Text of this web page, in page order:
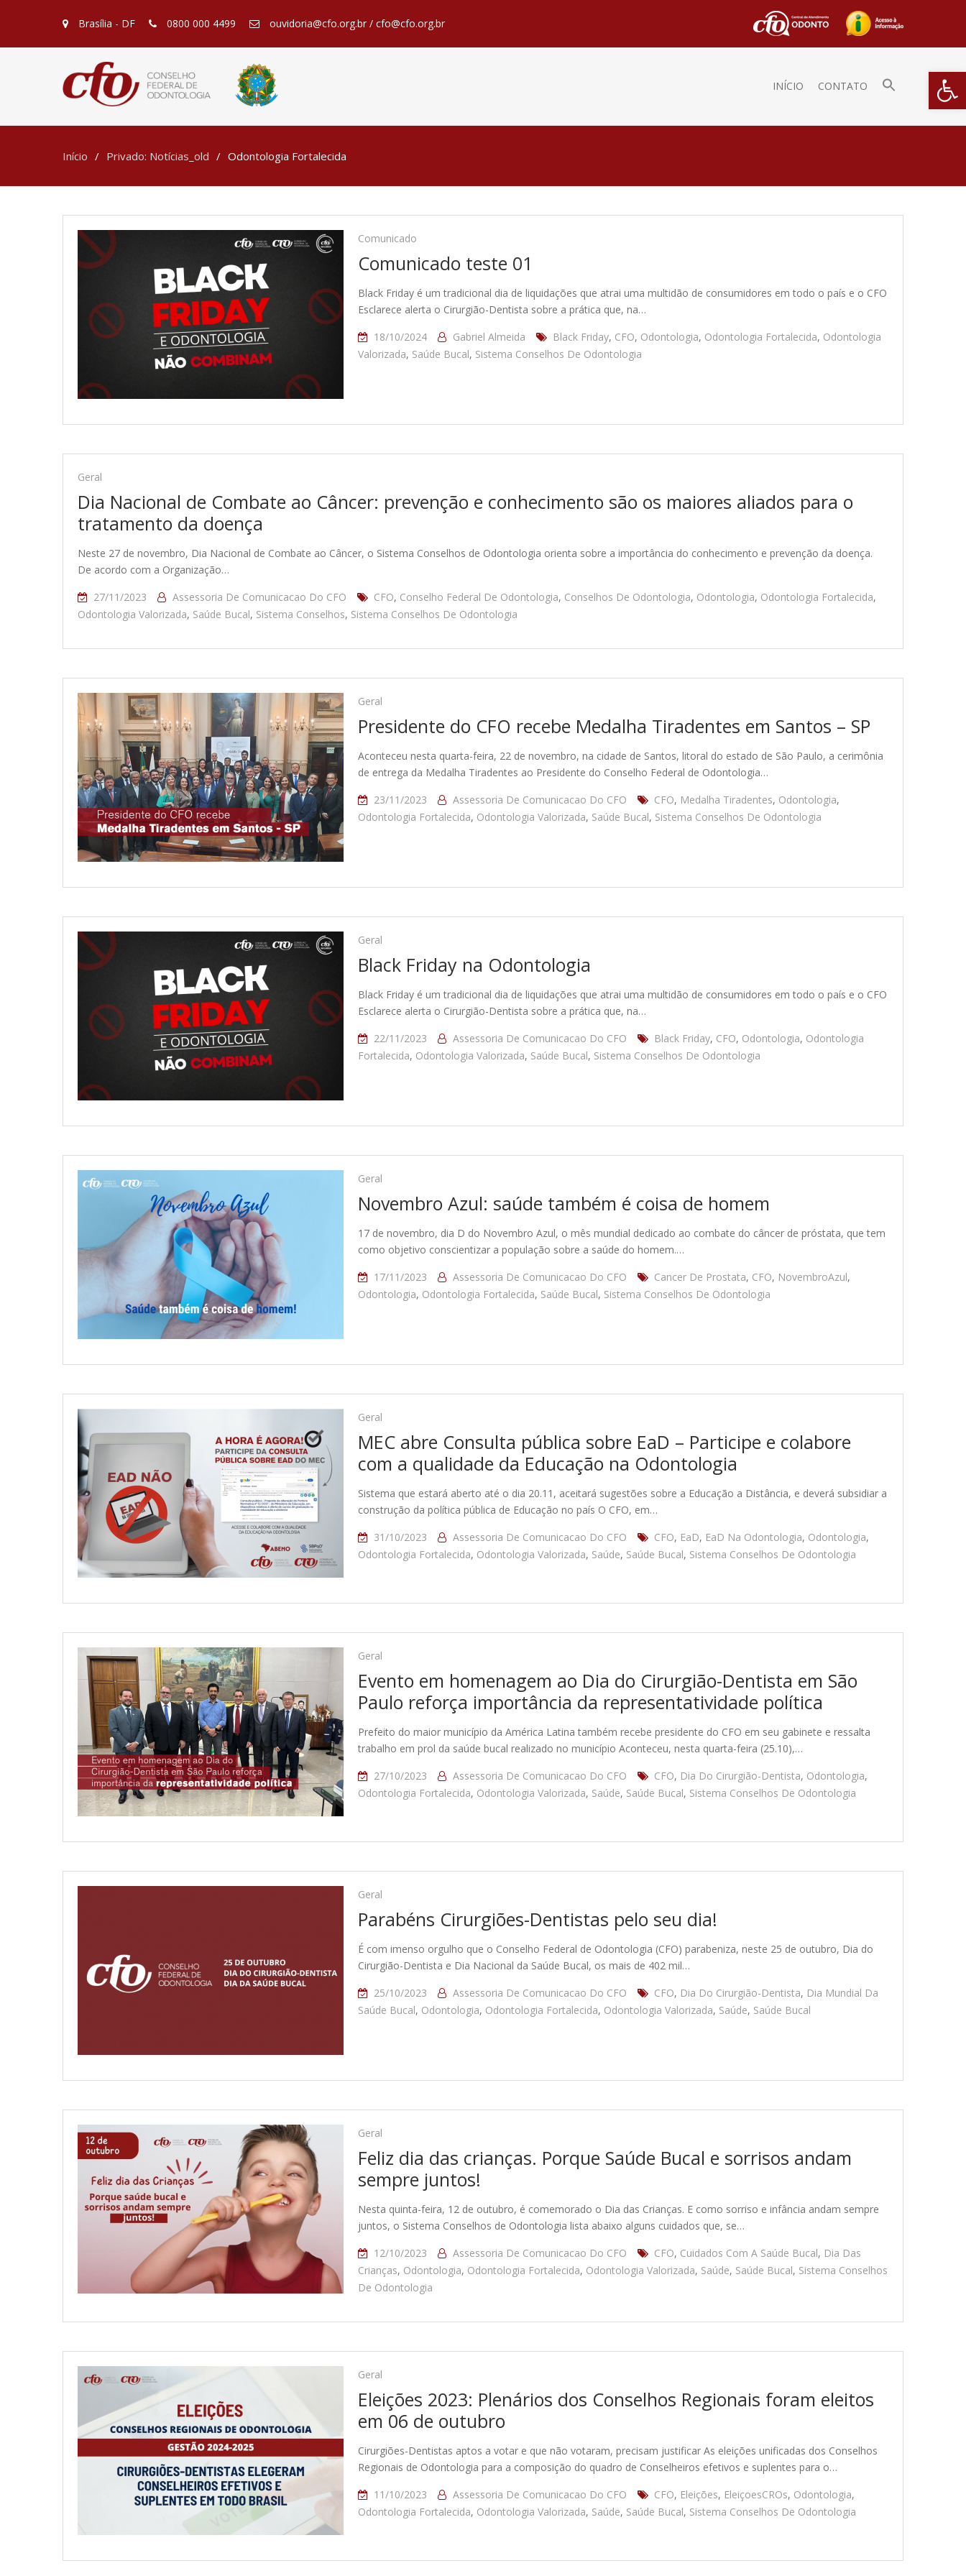
Barra de
Brasília - DF 0800 000 4499 ouvidoria@cfo.org.br / cfo@cfo.org.br
INÍCIO CONTATO
Início Privado: Notícias_old Odontologia Fortalecida
Comunicado
Comunicado teste 01
Black Friday é um tradicional dia de liquidações que atrai uma multidão de consumidores em todo o país e o CFO
Esclarece alerta o Cirurgião-Dentista sobre a prática que, na…
18/10/2024
Gabriel Almeida Black Friday, CFO, Odontologia, Odontologia Fortalecida, Odontologia
Valorizada, Saúde Bucal, Sistema Conselhos De Odontologia
Geral
Dia Nacional de Combate ao Câncer: prevenção e conhecimento são os maiores aliados para o
tratamento da doença
Neste 27 de novembro, Dia Nacional de Combate ao Câncer, o Sistema Conselhos de Odontologia orienta sobre a importância do conhecimento e prevenção da doença.
De acordo com a Organização…
27/11/2023
Assessoria De Comunicacao Do CFO CFO, Conselho Federal De Odontologia, Conselhos De Odontologia, Odontologia, Odontologia Fortalecida,
Odontologia Valorizada, Saúde Bucal, Sistema Conselhos, Sistema Conselhos De Odontologia
Geral
Presidente do CFO recebe Medalha Tiradentes em Santos – SP
Aconteceu nesta quarta-feira, 22 de novembro, na cidade de Santos, litoral do estado de São Paulo, a cerimônia
de entrega da Medalha Tiradentes ao Presidente do Conselho Federal de Odontologia…
23/11/2023
Assessoria De Comunicacao Do CFO CFO, Medalha Tiradentes, Odontologia,
Odontologia Fortalecida, Odontologia Valorizada, Saúde Bucal, Sistema Conselhos De Odontologia
Geral
Black Friday na Odontologia
Black Friday é um tradicional dia de liquidações que atrai uma multidão de consumidores em todo o país e o CFO
Esclarece alerta o Cirurgião-Dentista sobre a prática que, na…
22/11/2023
Assessoria De Comunicacao Do CFO Black Friday, CFO, Odontologia, Odontologia
Fortalecida, Odontologia Valorizada, Saúde Bucal, Sistema Conselhos De Odontologia
Geral
Novembro Azul: saúde também é coisa de homem
17 de novembro, dia D do Novembro Azul, o mês mundial dedicado ao combate do câncer de próstata, que tem
como objetivo conscientizar a população sobre a saúde do homem.…
17/11/2023
Assessoria De Comunicacao Do CFO Cancer De Prostata, CFO, NovembroAzul,
Odontologia, Odontologia Fortalecida, Saúde Bucal, Sistema Conselhos De Odontologia
Geral
MEC abre Consulta pública sobre EaD – Participe e colabore
com a qualidade da Educação na Odontologia
Sistema que estará aberto até o dia 20.11, aceitará sugestões sobre a Educação a Distância, e deverá subsidiar a
construção da política pública de Educação no país O CFO, em…
31/10/2023
Assessoria De Comunicacao Do CFO CFO, EaD, EaD Na Odontologia, Odontologia,
Odontologia Fortalecida, Odontologia Valorizada, Saúde, Saúde Bucal, Sistema Conselhos De Odontologia
Geral
Evento em homenagem ao Dia do Cirurgião-Dentista em São
Paulo reforça importância da representatividade política
Prefeito do maior município da América Latina também recebe presidente do CFO em seu gabinete e ressalta
trabalho em prol da saúde bucal realizado no município Aconteceu, nesta quarta-feira (25.10),…
27/10/2023
Assessoria De Comunicacao Do CFO CFO, Dia Do Cirurgião-Dentista, Odontologia,
Odontologia Fortalecida, Odontologia Valorizada, Saúde, Saúde Bucal, Sistema Conselhos De Odontologia
Geral
Parabéns Cirurgiões-Dentistas pelo seu dia!
É com imenso orgulho que o Conselho Federal de Odontologia (CFO) parabeniza, neste 25 de outubro, Dia do
Cirurgião-Dentista e Dia Nacional da Saúde Bucal, os mais de 402 mil…
25/10/2023
Assessoria De Comunicacao Do CFO CFO, Dia Do Cirurgião-Dentista, Dia Mundial Da
Saúde Bucal, Odontologia, Odontologia Fortalecida, Odontologia Valorizada, Saúde, Saúde Bucal
Geral
Feliz dia das crianças. Porque Saúde Bucal e sorrisos andam
sempre juntos!
Nesta quinta-feira, 12 de outubro, é comemorado o Dia das Crianças. E como sorriso e infância andam sempre
juntos, o Sistema Conselhos de Odontologia lista abaixo alguns cuidados que, se…
12/10/2023
Assessoria De Comunicacao Do CFO CFO, Cuidados Com A Saúde Bucal, Dia Das
Crianças, Odontologia, Odontologia Fortalecida, Odontologia Valorizada, Saúde, Saúde Bucal, Sistema Conselhos
De Odontologia
Geral
Eleições 2023: Plenários dos Conselhos Regionais foram eleitos
em 06 de outubro
Cirurgiões-Dentistas aptos a votar e que não votaram, precisam justificar As eleições unificadas dos Conselhos
Regionais de Odontologia para a composição do quadro de Conselheiros efetivos e suplentes para o…
11/10/2023
Assessoria De Comunicacao Do CFO CFO, Eleições, EleiçoesCROs, Odontologia,
Odontologia Fortalecida, Odontologia Valorizada, Saúde, Saúde Bucal, Sistema Conselhos De Odontologia